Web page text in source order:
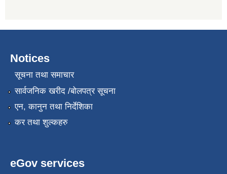
Notices
सूचना तथा समाचार
सार्वजनिक खरीद /बोलपत्र सूचना
एन, कानुन तथा निर्देशिका
कर तथा शुल्कहरु
eGov services